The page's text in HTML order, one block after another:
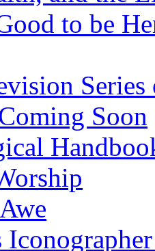
to be
Soon